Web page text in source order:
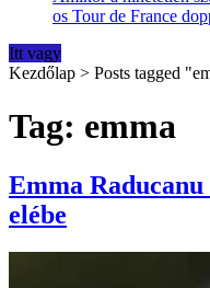
os Tour de France
Itt vagy
Kezdőlap > Posts tagged
Tag: emma
Emma
elébe